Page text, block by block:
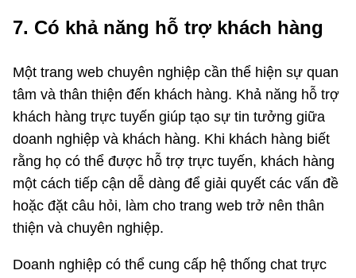
7. Có khả năng hỗ trợ khách hàng
Một trang web chuyên nghiệp cần thể hiện sự quan
tâm và thân thiện đến khách hàng. Khả năng hỗ trợ
khách hàng trực tuyến giúp tạo sự tin tưởng giữa
doanh nghiệp và khách hàng. Khi khách hàng biết
rằng họ có thể được hỗ trợ trực tuyến, khách hàng
một cách tiếp cận dễ dàng để giải quyết các vấn đề
hoặc đặt câu hỏi, làm cho trang web trở nên thân
thiện và chuyên nghiệp.
Doanh nghiệp có thể cung cấp hệ thống chat trực